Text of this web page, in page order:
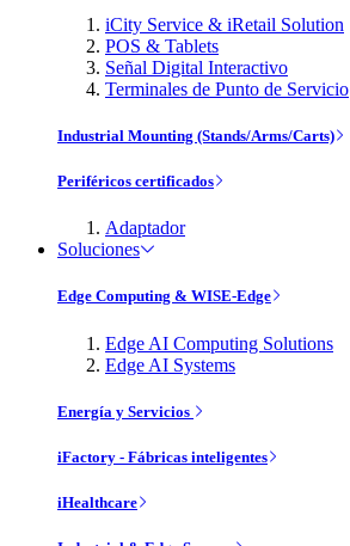
iCity Service & iRetail Solution
POS & Tablets
Señal Digital Interactivo
Terminales de Punto de Servicio
Industrial Mounting (Stands/Arms/Carts)
Periféricos certificados
Adaptador
Soluciones
Edge Computing & WISE-Edge
Edge AI Computing Solutions
Edge AI Systems
Energía y Servicios
iFactory - Fábricas inteligentes
iHealthcare